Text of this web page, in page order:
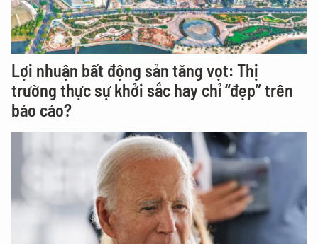
Lợi nhuận bất động sản tăng vọt: Thị
trường thực sự khởi sắc hay chỉ “đẹp” trên
báo cáo?